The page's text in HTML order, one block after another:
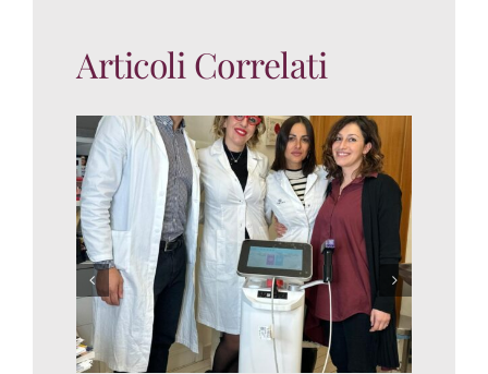
Articoli Correlati